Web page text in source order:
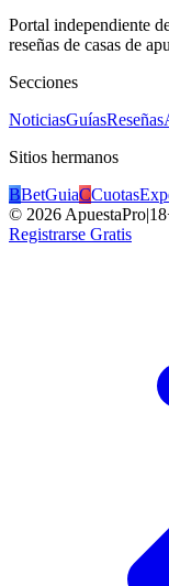
Portal independiente
reseñas de casas de
Secciones
NoticiasGuíasReseñas
Sitios hermanos
BBetGuiaC
© 2026 ApuestaPro|
Registrarse Gratis